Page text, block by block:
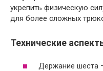
укрепить физическую
для более сложных
Технические
Держание шеста